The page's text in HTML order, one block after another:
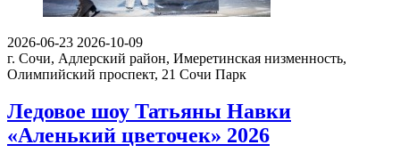
2026-06-23 2026-10-09
г. Сочи, Адлерский район, Имеретинская низменность,
Олимпийский проспект, 21 Сочи Парк
Ледовое шоу Татьяны Навки
«Аленький цветочек» 2026